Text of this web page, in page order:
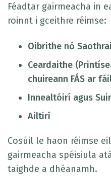
Féadtar gairmeacha in
roinnt i gceithre réimse:
Oibrithe nó
Ceardaithe
chuireann FÁS ar
Innealtóirí agus
Ailtirí
Cosúil le haon réimse
gairmeacha spéisiula
taighde a dhéanamh.